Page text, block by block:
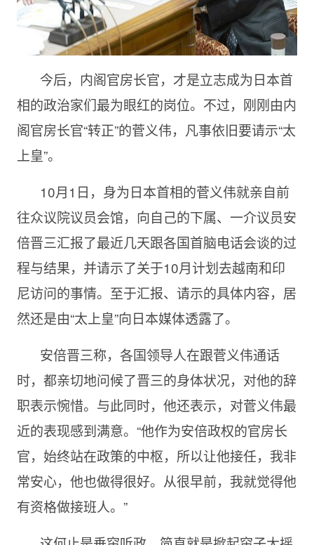
今后，内阁官房长官，才是立志成为日本首
相的政治家们最为眼红的岗位。不过，刚刚由内
阁官房长官“转正”的菅义伟，凡事依旧要请示“太
上皇”。
10月1日，身为日本首相的菅义伟就亲自前
往众议院议员会馆，向自己的下属、一介议员安
倍晋三汇报了最近几天跟各国首脑电话会谈的过
程与结果，并请示了关于10月计划去越南和印
尼访问的事情。至于汇报、请示的具体内容，居
然还是由“太上皇”向日本媒体透露了。
安倍晋三称，各国领导人在跟菅义伟通话
时，都亲切地问候了晋三的身体状况，对他的辞
职表示惋惜。与此同时，他还表示，对菅义伟最
近的表现感到满意。“他作为安倍政权的官房长
官，始终站在政策的中枢，所以让他接任，我非
常安心，他也做得很好。从很早前，我就觉得他
有资格做接班人。”